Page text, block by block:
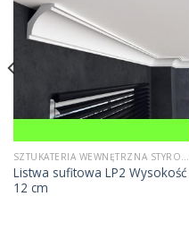
SZTUKATERIA WEWNĘTRZNA STYROPIANOWA
Listwa sufitowa LP2 Wysokość
12 cm